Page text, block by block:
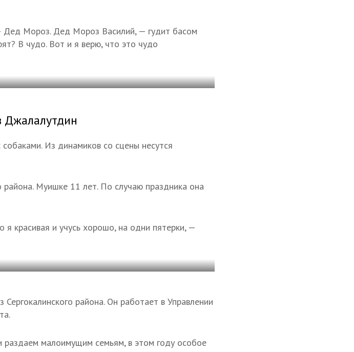
Мороз. Дед Мороз Василий, — гудит басом
В чудо. Вот и я верю, что это чудо
Из динамиков со сцены несутся
района. Муишке 11 лет. По случаю праздника она
красивая и учусь хорошо, на одни пятерки, —
района. Он работает в Управлении
малоимущим семьям, в этом году особое